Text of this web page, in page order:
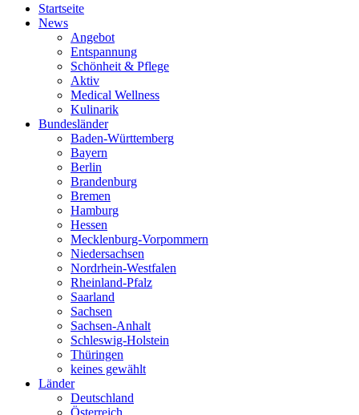
Startseite
News
Angebot
Entspannung
Schönheit & Pflege
Aktiv
Medical Wellness
Kulinarik
Bundesländer
Baden-Württemberg
Bayern
Berlin
Brandenburg
Bremen
Hamburg
Hessen
Mecklenburg-Vorpommern
Niedersachsen
Nordrhein-Westfalen
Rheinland-Pfalz
Saarland
Sachsen
Sachsen-Anhalt
Schleswig-Holstein
Thüringen
keines gewählt
Länder
Deutschland
Österreich